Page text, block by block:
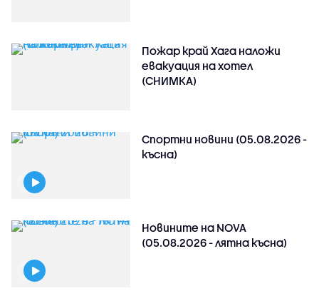
Пожар край Хага наложи
евакуация на хотел
(СНИМКА)
Спортни новини (05.08.2026 -
късна)
Новините на NOVA
(05.08.2026 - лятна късна)